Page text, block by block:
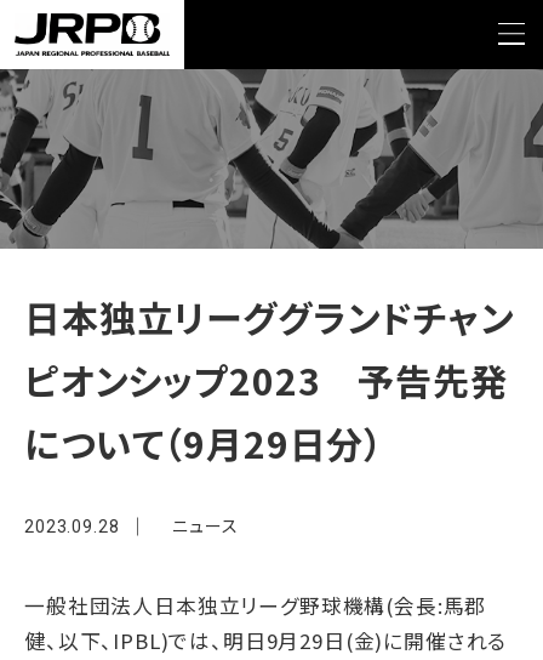
TOP >NEWS>日本独立リーググランドチャンピオンシップ2023 予告先発について
（9月29日分）
日本独立リーググランドチャン
ピオンシップ2023 予告先発
について（9月29日分）
2023.09.28 ニュース
一般社団法人日本独立リーグ野球機構(会長:馬郡
健、以下、IPBL)では、明日9月29日(金)に開催される